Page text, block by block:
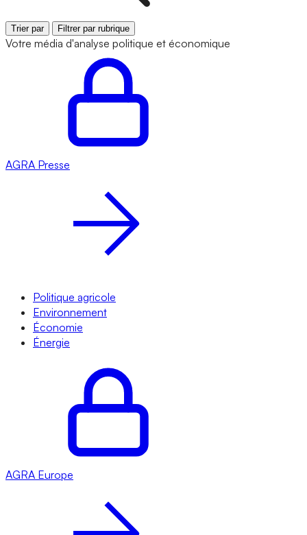
Trier par Filtrer par rubrique
Votre média d'analyse politique et économique
AGRA Presse
Politique agricole
Environnement
Économie
Énergie
AGRA Europe